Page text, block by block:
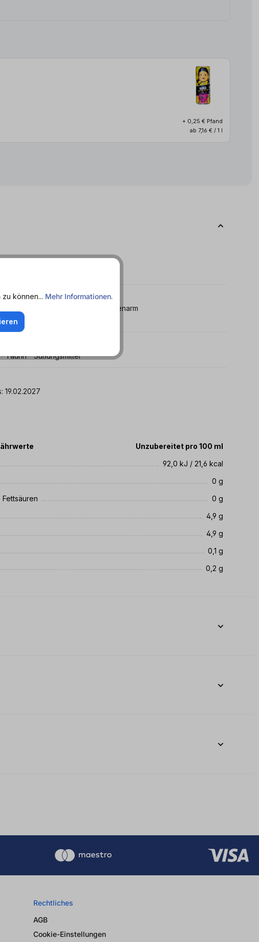
+ 0,25 € Pfand
ab 7,16 € / 1 l
- Fruchtig - Importartikel - Kalorienarm
Taurin - Süßungsmittel
Mindestens haltbar bis: 19.02.2027
Unzubereitet pro 100 ml
92,0 kJ / 21,6 kcal
0 g
0 g
4,9 g
4,9 g
0,1 g
0,2 g
Rechtliches
AGB
Cookie-Einstellungen
können... Mehr Informationen.